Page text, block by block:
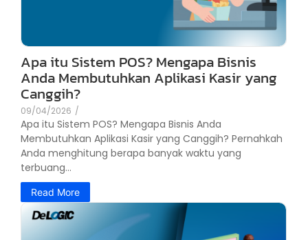
Apa itu Sistem POS? Mengapa Bisnis
Anda Membutuhkan Aplikasi Kasir yang
Canggih?
09/04/2026 /
Apa itu Sistem POS? Mengapa Bisnis Anda
Membutuhkan Aplikasi Kasir yang Canggih? Pernahkah
Anda menghitung berapa banyak waktu yang
terbuang...
Read More